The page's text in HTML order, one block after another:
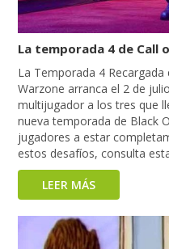
La temporada 4 de Call
La Temporada 4
Warzone arranca el 2 de
multijugador a los tres que
nueva temporada de Black
jugadores a estar
estos desafíos, consulta
LEER MÁS